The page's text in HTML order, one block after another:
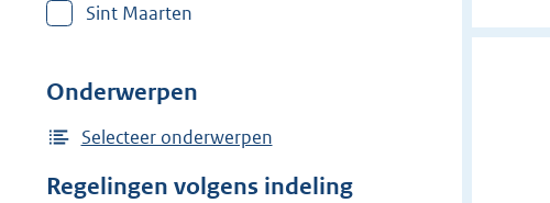
Sint Maarten
Onderwerpen
Selecteer onderwerpen
Regelingen volgens indeling